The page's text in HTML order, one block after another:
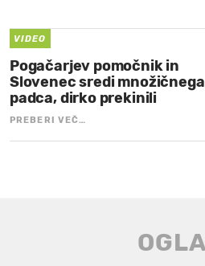
VIDEO
Pogačarjev pomočnik in
Slovenec sredi množičnega
padca, dirko prekinili
PREBERI VEČ…